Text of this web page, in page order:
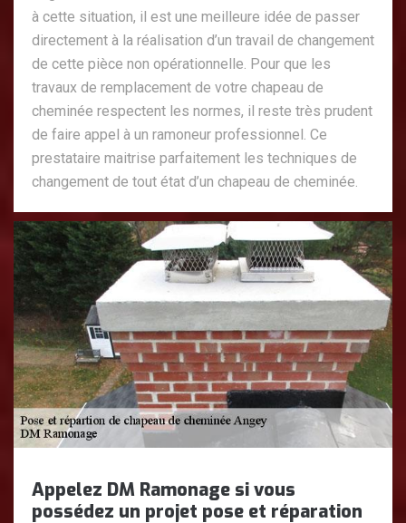
à cette situation, il est une meilleure idée de passer
directement à la réalisation d’un travail de changement
de cette pièce non opérationnelle. Pour que les
travaux de remplacement de votre chapeau de
cheminée respectent les normes, il reste très prudent
de faire appel à un ramoneur professionnel. Ce
prestataire maitrise parfaitement les techniques de
changement de tout état d’un chapeau de cheminée.
Appelez DM Ramonage si vous
possédez un projet pose et réparation